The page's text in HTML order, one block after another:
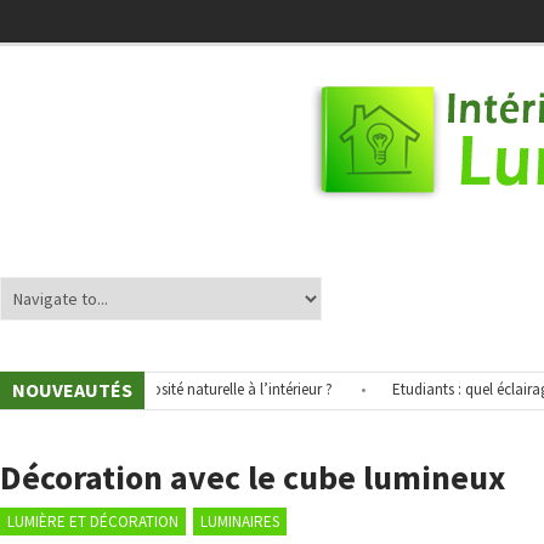
NOUVEAUTÉS
améliorer la luminosité naturelle à l’intérieur ? Etudiants : quel éclairage
Décoration avec le cube lumineux
LUMIÈRE ET DÉCORATION
LUMINAIRES